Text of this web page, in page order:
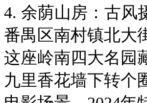
4. 余荫山房：古
番禺区南村镇北大
这座岭南四大名园
九里香花墙下转个